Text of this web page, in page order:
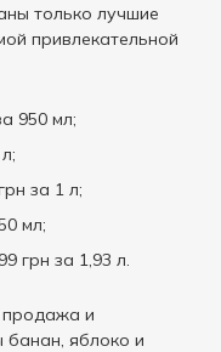
только лучшие
привлекательной
950 мл;
за 1 л;
мл;
грн за 1,93 л.
продажа и
банан, яблоко и